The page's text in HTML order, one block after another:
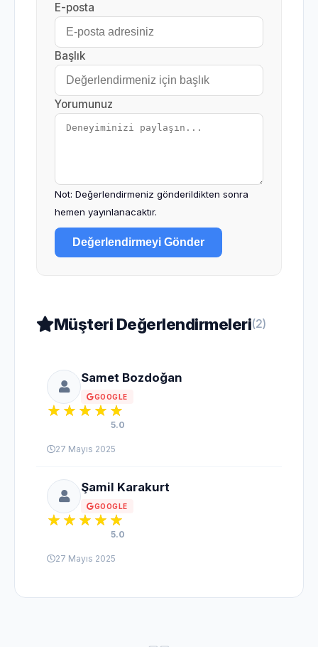
E-posta
Başlık
Yorumunuz
Not: Değerlendirmeniz gönderildikten sonra
hemen yayınlanacaktır.
Değerlendirmeyi Gönder
Müşteri Değerlendirmeleri(2)
Samet Bozdoğan
GOOGLE
5.0
27 Mayıs 2025
Şamil Karakurt
GOOGLE
5.0
27 Mayıs 2025